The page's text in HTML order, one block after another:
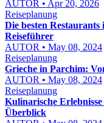
AUTOR • Apr 20, 2026
Reiseplanung
Die besten
Reiseführer
AUTOR • May 08, 2024
Reiseplanung
Grieche in Parchim:
AUTOR • May 08, 2024
Reiseplanung
Kulinarische
Überblick